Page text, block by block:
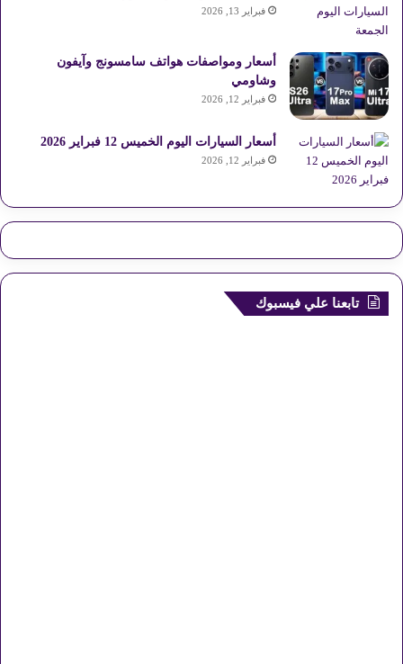
فبراير 13, 2026
أسعار ومواصفات هواتف سامسونج وآيفون
وشاومي
فبراير 12, 2026
أسعار السيارات اليوم الخميس 12 فبراير 2026
فبراير 12, 2026
تابعنا علي فيسبوك